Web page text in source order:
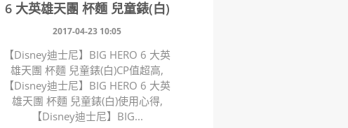
6 大英雄天團 杯麵 兒童錶(白)
2017-04-23 10:05
【Disney迪士尼】BIG HERO 6 大英
雄天團 杯麵 兒童錶(白)CP值超高,
【Disney迪士尼】BIG HERO 6 大英
雄天團 杯麵 兒童錶(白)使用心得,
【Disney迪士尼】BIG...